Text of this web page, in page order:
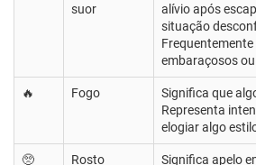
suor
alívio após
situação
embaraçosos
🔥 Fogo
Significa que
Representa
elogiar algo
🥺
Rosto
Significa apelo